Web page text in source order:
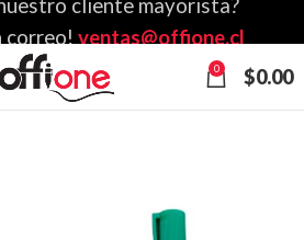
0 $0.00
cliente mayorista?
correo! ventas@offione.cl